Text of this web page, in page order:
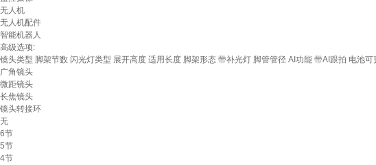
无人机
无人机配件
智能机器人
高级选项:
镜头类型 脚架节数 闪光灯类型 展开高度 适用长度 脚架形态 带补光灯 脚管管径 AI功能 带AI跟拍 电池可
广角镜头
微距镜头
长焦镜头
镜头转接环
无
6节
5节
4节